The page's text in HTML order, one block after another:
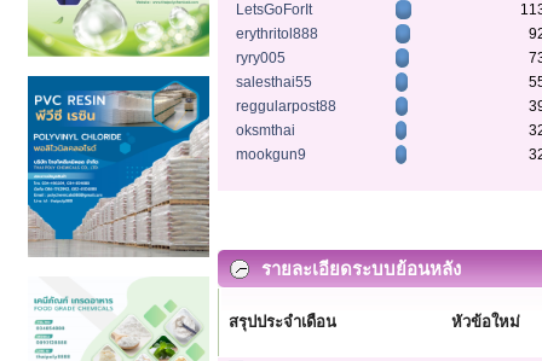
LetsGoForIt
erythritol888
ryry005
salesthai55
reggularpost88
oksmthai
mookgun9
รายละเอียดระบบย้อนหลัง
สรุปประจำเดือน หัวข้อใหม่